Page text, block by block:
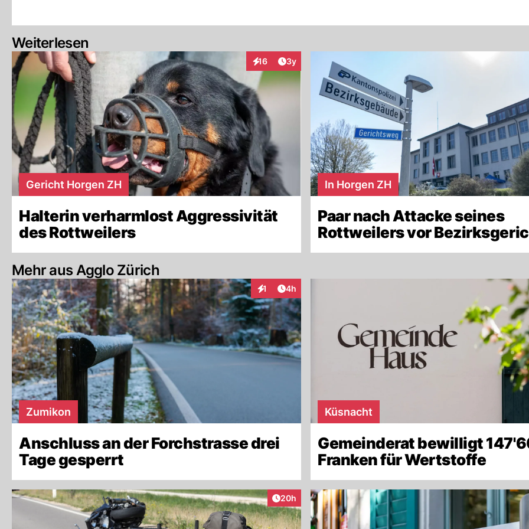
Weiterlesen
16
InteraktionenArtikel veröffentlicht:
3y
Gericht Horgen ZH
Halterin verharmlost Aggressivität
des Rottweilers
In Horgen ZH
Paar nach Attacke seines
Rottweilers vor
Mehr aus Agglo Zürich
1
InteraktionenArtikel veröffentlicht:
4h
Zumikon
Anschluss an der Forchstrasse drei
Tage gesperrt
Küsnacht
Gemeinderat bewilligt
Franken für Wertstoffe
Artikel veröffentlicht:
20h